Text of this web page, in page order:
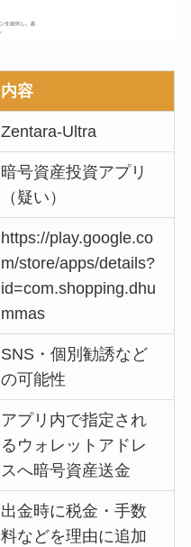
内容
Zentara-Ultra
暗号資産投資アプリ
（疑い）
https://play.google.co
m/store/apps/details?
id=com.shopping.dhu
mmas
SNS・個別勧誘など
の可能性
アプリ内で指定され
るウォレットアドレ
スへ暗号資産送金
出金時に税金・手数
料などを理由に追加